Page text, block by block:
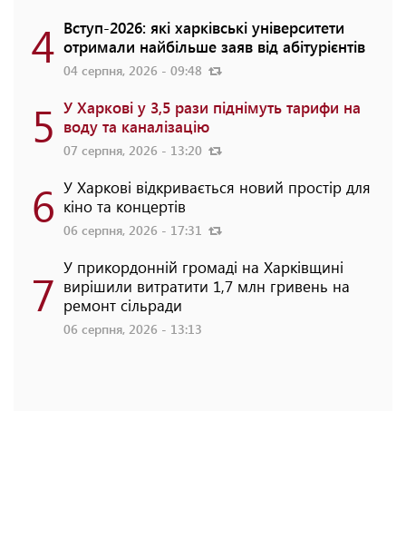
4 Вступ-2026: які харківські університети
отримали найбільше заяв від абітурієнтів
04 серпня, 2026 - 09:48
5 У Харкові у 3,5 рази піднімуть тарифи на
воду та каналізацію
07 серпня, 2026 - 13:20
6 У Харкові відкривається новий простір для
кіно та концертів
06 серпня, 2026 - 17:31
7 У прикордонній громаді на Харківщині
вирішили витратити 1,7 млн гривень на
ремонт сільради
06 серпня, 2026 - 13:13